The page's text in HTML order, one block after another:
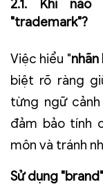
2.1. Khi nào
"trademark"?
Việc hiểu "
biệt rõ ràng
từng ngữ
đảm bảo tính
môn và tránh
Sử dụng